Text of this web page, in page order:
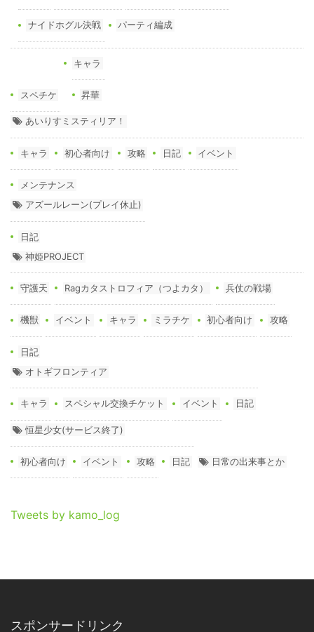
ナイドホグル決戦 パーティ編成
スペチケ
キャラ
昇華
あいりすミスティリア！
キャラ 初心者向け 攻略 日記 イベント
メンテナンス
アズールレーン(プレイ休止)
日記
神姫PROJECT
守護天 Ragカタストロフィア（つよカタ） 兵仗の戦場
機獣 イベント キャラ ミラチケ 初心者向け 攻略
日記
オトギフロンティア
キャラ スペシャル交換チケット イベント 日記
恒星少女(サービス終了)
初心者向け イベント 攻略 日記 日常の出来事とか
Tweets by kamo_log
スポンサードリンク